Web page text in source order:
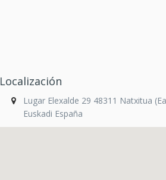
Localización
Lugar Elexalde 29 48311 Natxitua
Euskadi España